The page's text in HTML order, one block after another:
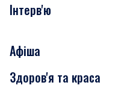
Інтерв'ю
Афіша
Сьогодні
Здоров'я та краса